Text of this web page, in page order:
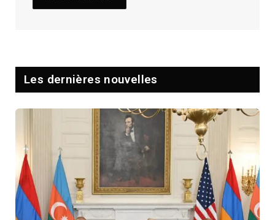
Les dernières nouvelles